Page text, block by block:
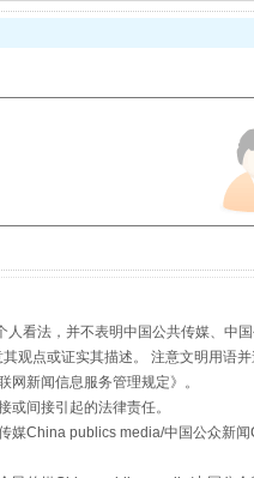
人看法，并不表明中国公共传媒、
观点或证实其描述。 注意文明用语并
网新闻信息服务管理规定》。
或间接引起的法律责任。
媒China publics media/中国公众新